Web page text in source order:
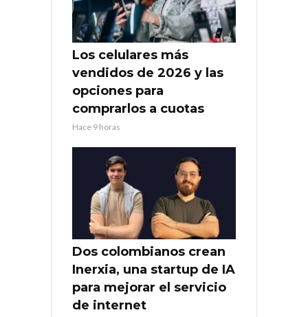
Los celulares más
vendidos de 2026 y las
opciones para
comprarlos a cuotas
Hace 9 horas
Dos colombianos crean
Inerxia, una startup de IA
para mejorar el servicio
de internet